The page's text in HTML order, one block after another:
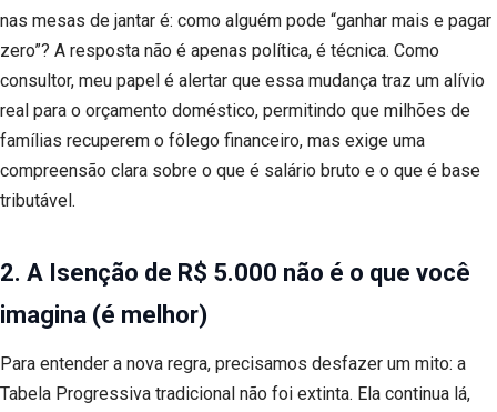
nas mesas de jantar é: como alguém pode “ganhar mais e pagar
zero”? A resposta não é apenas política, é técnica. Como
consultor, meu papel é alertar que essa mudança traz um alívio
real para o orçamento doméstico, permitindo que milhões de
famílias recuperem o fôlego financeiro, mas exige uma
compreensão clara sobre o que é salário bruto e o que é base
tributável.
2. A Isenção de R$ 5.000 não é o que você
imagina (é melhor)
Para entender a nova regra, precisamos desfazer um mito: a
Tabela Progressiva tradicional não foi extinta. Ela continua lá,